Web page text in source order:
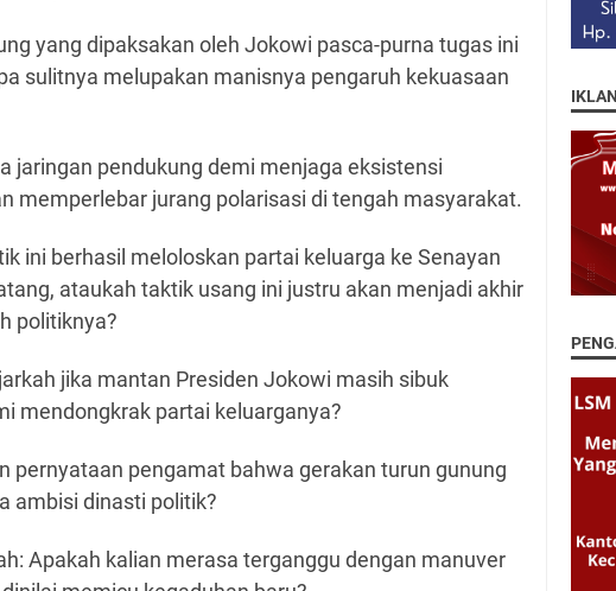
yang dipaksakan oleh Jokowi pasca-purna tugas ini
sulitnya melupakan manisnya pengaruh kekuasaan
jaringan pendukung demi menjaga eksistensi
memperlebar jurang polarisasi di tengah masyarakat.
ini berhasil meloloskan partai keluarga ke Senayan
ataukah taktik usang ini justru akan menjadi akhir
politiknya?
jika mantan Presiden Jokowi masih sibuk
mendongkrak partai keluarganya?
pernyataan pengamat bahwa gerakan turun gunung
ambisi dinasti politik?
Apakah kalian merasa terganggu dengan manuver